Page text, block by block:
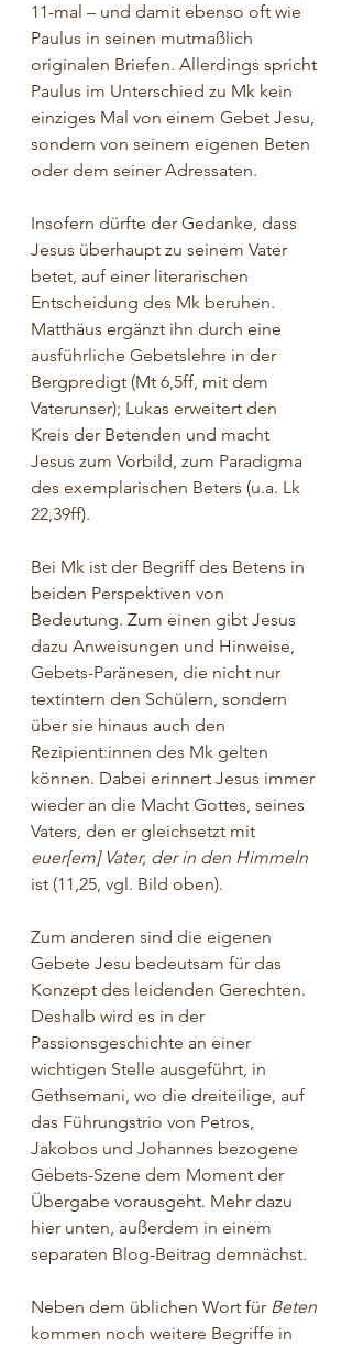
11-mal – und damit ebenso oft wie
Paulus in seinen mutmaßlich
originalen Briefen. Allerdings spricht
Paulus im Unterschied zu Mk kein
einziges Mal von einem Gebet Jesu,
sondern von seinem eigenen Beten
oder dem seiner Adressaten.
Insofern dürfte der Gedanke, dass
Jesus überhaupt zu seinem Vater
betet, auf einer literarischen
Entscheidung des Mk beruhen.
Matthäus ergänzt ihn durch eine
ausführliche Gebetslehre in der
Bergpredigt (Mt 6,5ff, mit dem
Vaterunser); Lukas erweitert den
Kreis der Betenden und macht
Jesus zum Vorbild, zum Paradigma
des exemplarischen Beters (u.a. Lk
22,39ff).
Bei Mk ist der Begriff des Betens in
beiden Perspektiven von
Bedeutung. Zum einen gibt Jesus
dazu Anweisungen und Hinweise,
Gebets-Paränesen, die nicht nur
textintern den Schülern, sondern
über sie hinaus auch den
Rezipient:innen des Mk gelten
können. Dabei erinnert Jesus immer
wieder an die Macht Gottes, seines
Vaters, den er gleichsetzt mit
euer[em] Vater, der in den Himmeln
ist (11,25, vgl. Bild oben).
Zum anderen sind die eigenen
Gebete Jesu bedeutsam für das
Konzept des leidenden Gerechten.
Deshalb wird es in der
Passionsgeschichte an einer
wichtigen Stelle ausgeführt, in
Gethsemani, wo die dreiteilige, auf
das Führungstrio von Petros,
Jakobos und Johannes bezogene
Gebets-Szene dem Moment der
Übergabe vorausgeht. Mehr dazu
hier unten, außerdem in einem
separaten Blog-Beitrag demnächst.
Neben dem üblichen Wort für Beten
kommen noch weitere Begriffe in